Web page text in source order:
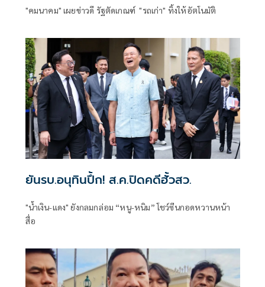
"คมนาคม" เผยข่าวดี รัฐตัดเกณฑ์ "รถเก่า" ทิ้งให้อัตโนมัติ
ยันรบ.อนุทินปึ้ก! ส.ค.ปิดคดีฮั้วสว.
"น้ำเงิน-แดง" ยังกลมกล่อม “หนู-หนิม” โชว์ซีนกอดหวานหน้า
สื่อ